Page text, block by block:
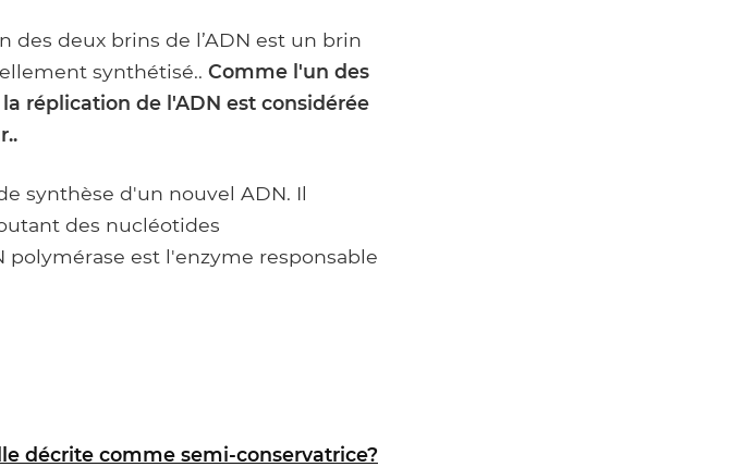
Tumblr
Pocket
des deux brins de l’ADN est un brin
synthétisé.. Comme l'un des
réplication de l'ADN est considérée
synthèse d'un nouvel ADN. Il
des nucléotides
est l'enzyme responsable
décrite comme semi-conservatrice?